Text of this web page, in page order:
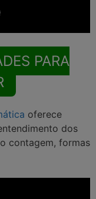
PARA
oferece
dos
contagem, formas